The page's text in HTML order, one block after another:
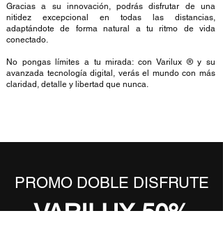
Gracias a su innovación, podrás disfrutar de una
nitidez excepcional en todas las distancias,
adaptándote de forma natural a tu ritmo de vida
conectado.
No pongas límites a tu mirada: con Varilux ® y su
avanzada tecnología digital, verás el mundo con más
claridad, detalle y libertad que nunca.
PROMO DOBLE DISFRUTE
VARILUX 50%